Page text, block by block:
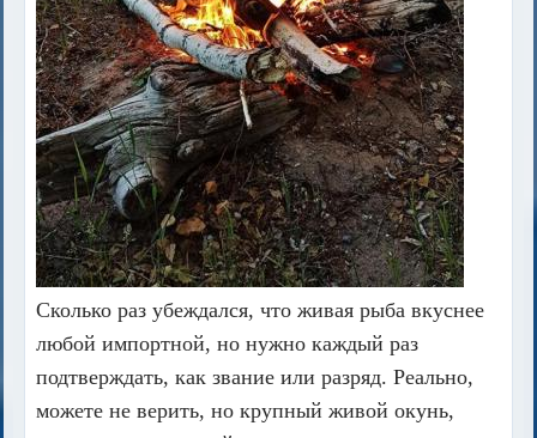
Сколько раз убеждался, что живая рыба вкуснее
любой импортной, но нужно каждый раз
подтверждать, как звание или разряд. Реально,
можете не верить, но крупный живой окунь,